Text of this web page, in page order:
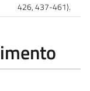
426, 437-461).